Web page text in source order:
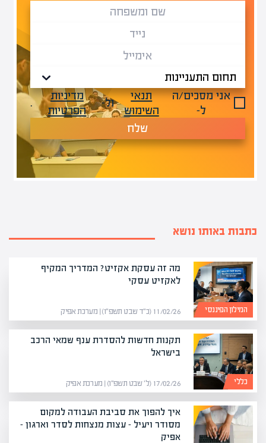
אני מסכים/ה
ל-
תנאי
השימוש
ול-
מדיניות
הפרטיות
.
שלח
כתבות באותו נושא
המילון הפיננסי
מה זה עסקת אקזיט? המדריך המקיף
לאקזיט עסקי
11/02/26 (כ״ד שבט תשפ״ו) | מערכת אפיק
כללי
תקנות חדשות להסדרת ענף שמאי הרכב
בישראל
17/02/26 (ל׳ שבט תשפ״ו) | מערכת אפיק
איך להפוך את סביבת העבודה למקום
מסודר ויעיל – עצות מנצחות לסדר וארגון –
אפיק